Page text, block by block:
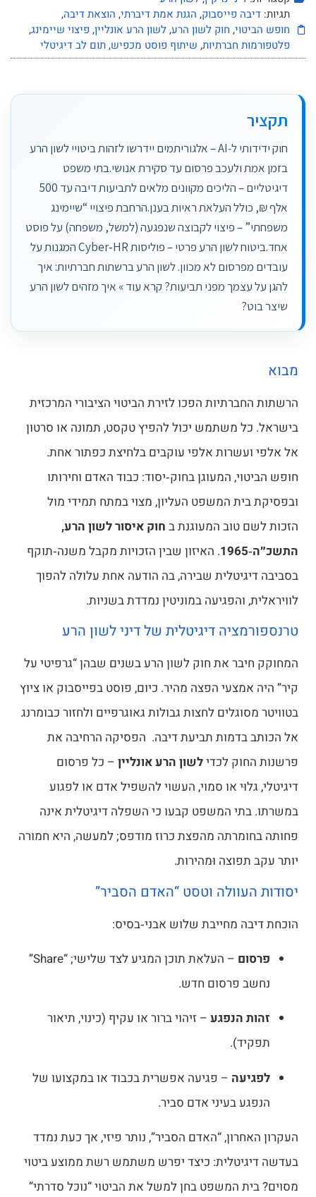
פייסבוק, הגנת אמת דיברתי,הוצאת דיבה,
, חוק לשון הרע, לשון הרע אונליין,פיצוי שיימינג,
חברתיות,שיתוף פוסט מכפיש, תום לב דיגיטלי
חוק ידידותי ל‑AI – אלגוריתמים יידרשו לזהות ביטויי לשון הרע
ולעכב פרסום עד סקירת אנושי.בתי משפט
דיגיטליים – הליכים מקוונים מלאים לתביעות דיבה עד 500
העלאת ראיות בענן.הרחבת פיצויי “שיימינג
– פיצוי לקבוצה שנפגעה (למשל, משפחה) על פוסט
אחד.ביטוח לשון הרע פרטי – פוליסות Cyber‑HR המגנות על
לא מכוון. לשון הרע ברשתות חברתיות: איך
מפני תביעות? קרא עוד » איך מזהים לשון הרע
הפכו לזירת הביטוי הציבורי המרכזית
משתמש יכול להפיץ טקסט, תמונה או סרטון
אלפי עוקבים בלחיצת כפתור אחת.
המעוגן בחוק‑יסוד: כבוד האדם וחירותו
המשפט העליון, מצוי במתח תמידי מול
טוב המעוגנת בחוק איסור לשון הרע,
. האיזון שבין הזכויות מקבל משנה‑תוקף
שבירה, בה הודעה אחת עלולה להפוך
והפגיעה במוניטין נמדדת בשניות.
דיגיטלית של דיני לשון הרע
את חוק לשון הרע בשנים שבהן “גרפיטי על
הפצה מהיר. כיום, פוסט בפייסבוק או ציוץ
לחצות גבולות גאוגרפיים ולחזור כבומרנג
בדמות תביעת דיבה. הפסיקה הרחיבה את
לכדילשון הרע אונליין– כל פרסום
או סמוי, העשוי להשפיל אדם או לפגוע
המשפט קבעו כי השפלה דיגיטלית אינה
מהפצת כרוז מודפס; למעשה, היא חמורה
וּמהירות.
וטסט “האדם הסביר”
מחייבת שלוש אבני‑בסיס:
– העלאת תוכן המגיע לצד שלישי; “Share”
פרסום חדש.
הנפגע – זיהוי ברור או עקיף (כינוי, תיאור
– פגיעה אפשרית בכבוד או במקצועו של
בעיני אדם סביר.
“האדם הסביר”, נותר פיזי, אך כעת נמדד
כיצד יפרש משתמש רשת ממוצע ביטוי
המשפט בחן למשל את הביטוי “נוכל סדרתי”